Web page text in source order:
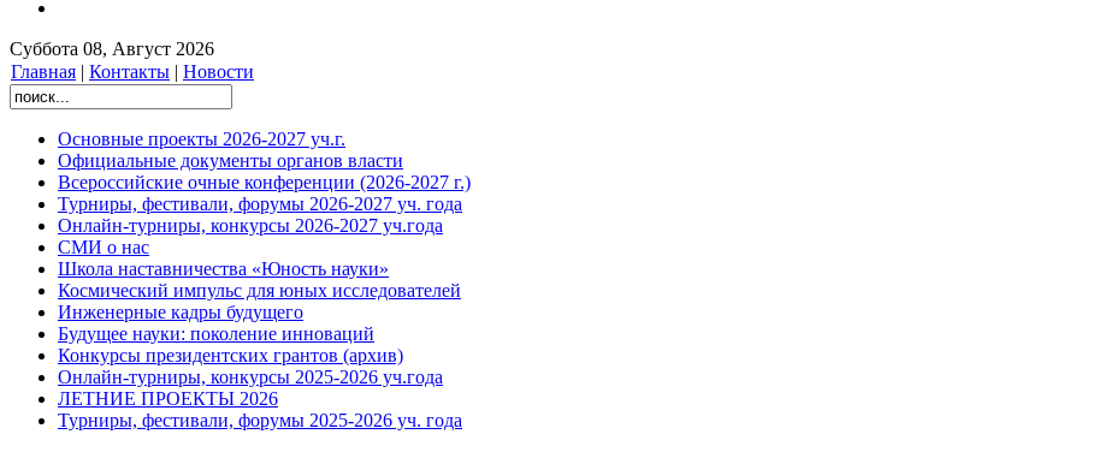
Суббота 08, Август 2026
Главная | Контакты | Новости
Основные проекты 2026-2027 уч.г.
Официальные документы органов власти
Всероссийские очные конференции (2026-2027 г.)
Турниры, фестивали, форумы 2026-2027 уч. года
Онлайн-турниры, конкурсы 2026-2027 уч.года
СМИ о нас
Школа наставничества «Юность науки»
Космический импульс для юных исследователей
Инженерные кадры будущего
Будущее науки: поколение инноваций
Конкурсы президентских грантов (архив)
Онлайн-турниры, конкурсы 2025-2026 уч.года
ЛЕТНИЕ ПРОЕКТЫ 2026
Турниры, фестивали, форумы 2025-2026 уч. года